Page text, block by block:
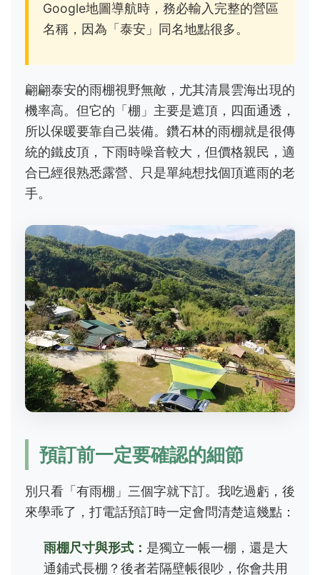
Google地圖導航時，務必輸入完整的營區
名稱，因為「泰安」同名地點很多。
翩翩泰安的雨棚視野無敵，尤其清晨雲海出現的
機率高。但它的「棚」主要是遮頂，四面通透，
所以保暖要靠自己裝備。鑽石林的雨棚就是很傳
統的鐵皮頂，下雨時噪音較大，但價格親民，適
合已經很熟悉露營、只是單純想找個頂遮雨的老
手。
預訂前一定要確認的細節
別只看「有雨棚」三個字就下訂。我吃過虧，後
來學乖了，打電話預訂時一定會問清楚這幾點：
雨棚尺寸與形式： 是獨立一帳一棚，還是大
通鋪式長棚？後者若隔壁帳很吵，你會共用